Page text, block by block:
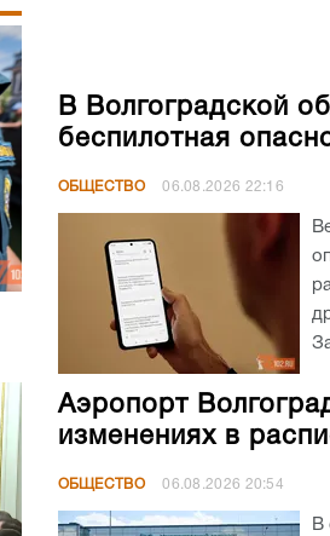
В Волгоградской
беспилотная
ОБЩЕСТВО 06.08.2026 22:16
Аэропорт
изменениях в
ОБЩЕСТВО 06.08.2026 20:54
В